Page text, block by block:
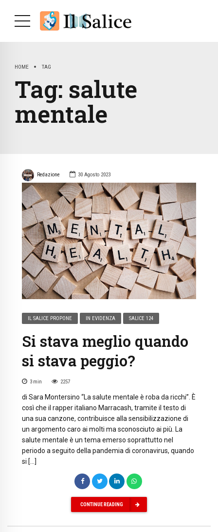
HOME TAG
Tag: salute
mentale
Redazione 30 Agosto 2023
IL SALICE PROPONE IN EVIDENZA SALICE 124
Si stava meglio quando
si stava peggio?
3 min 2257
di Sara Montersino “La salute mentale è roba da ricchi”. È
così che il rapper italiano Marracash, tramite il testo di
una sua canzone, contribuisce alla sensibilizzazione di
un argomento caro ai molti ma sconosciuto ai più. La
salute mentale è un tema emerso soprattutto nel
periodo a seguito della pandemia di coronavirus, quando
si […]
CONTINUE READING